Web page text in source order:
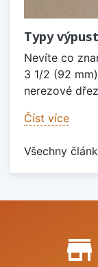
Typy
Nevíte co
3 1/2 (92
nerezové
Číst více
Všechny
Proč store_mall_directory